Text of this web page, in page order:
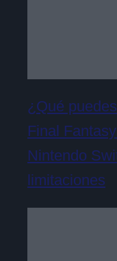
¿Qué
Final
Nintendo
limitaciones